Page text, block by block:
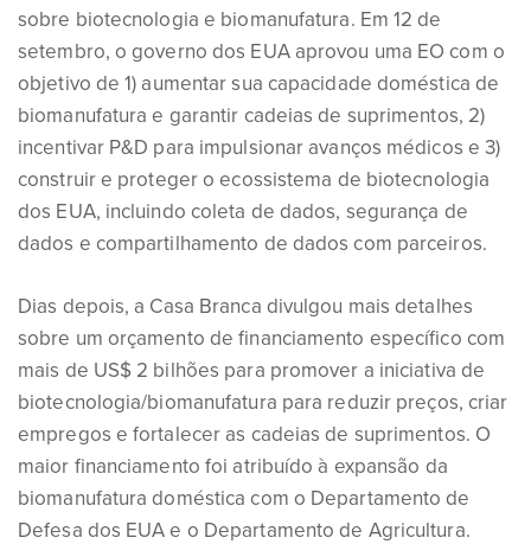
sobre biotecnologia e biomanufatura. Em 12 de
setembro, o governo dos EUA aprovou uma EO com o
objetivo de 1) aumentar sua capacidade doméstica de
biomanufatura e garantir cadeias de suprimentos, 2)
incentivar P&D para impulsionar avanços médicos e 3)
construir e proteger o ecossistema de biotecnologia
dos EUA, incluindo coleta de dados, segurança de
dados e compartilhamento de dados com parceiros.
Dias depois, a Casa Branca divulgou mais detalhes
sobre um orçamento de financiamento específico com
mais de US$ 2 bilhões para promover a iniciativa de
biotecnologia/biomanufatura para reduzir preços, criar
empregos e fortalecer as cadeias de suprimentos. O
maior financiamento foi atribuído à expansão da
biomanufatura doméstica com o Departamento de
Defesa dos EUA e o Departamento de Agricultura.